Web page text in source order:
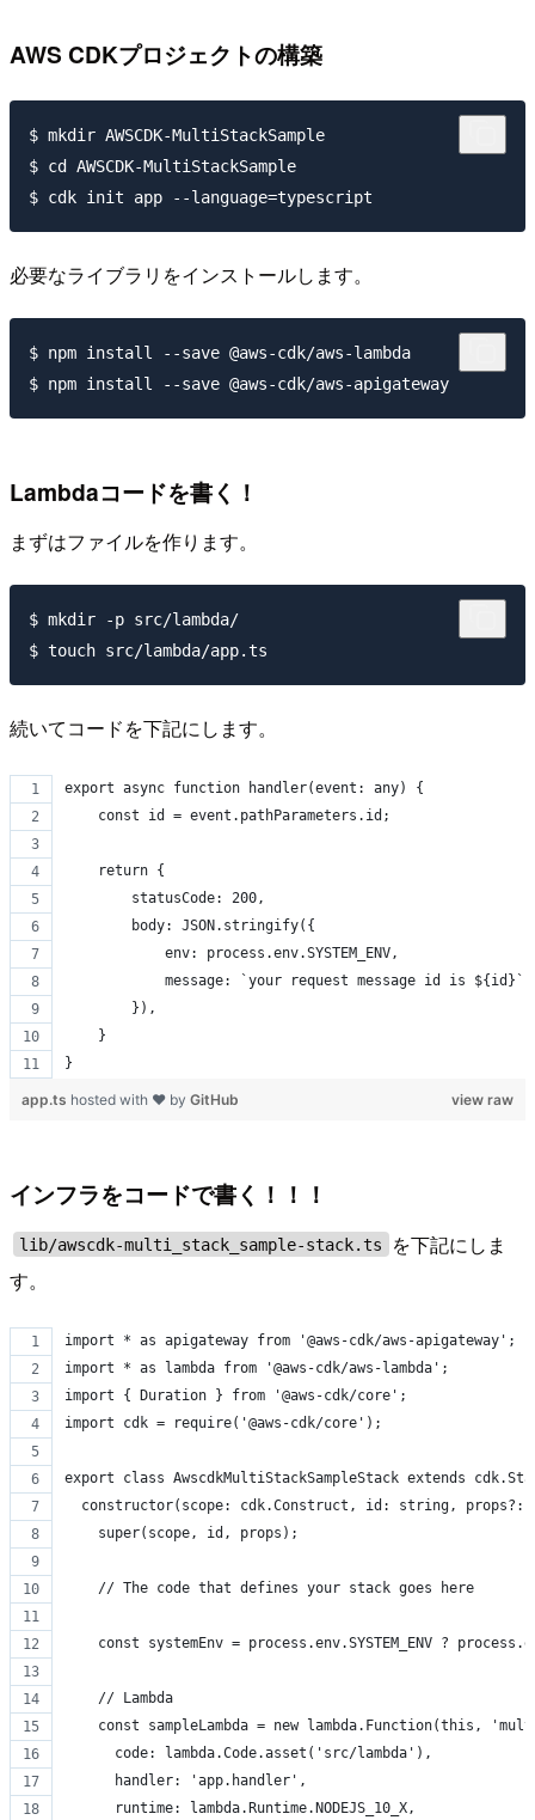
AWS CDKプロジェクトの構築
$ mkdir AWSCDK-MultiStackSample
$ cd AWSCDK-MultiStackSample
必要なライブラリをインストールします。
$ npm install --save @aws-cdk/aws-lambda
Lambdaコードを書く！
まずはファイルを作ります。
$ mkdir -p src/lambda/
続いてコードを下記にします。
export async function handler(event: any) {
    const id = event.pathParameters.id;
    return {
        statusCode: 200,
        body: JSON.stringify({
            env: process.env.SYSTEM_ENV,
            message: `your request message id is ${id}`
        }),
    }
}
view raw
app.ts hosted with ❤ by GitHub
インフラをコードで書く！！！
lib/awscdk-multi_stack_sample-stack.ts
を下記にしま
す。
import * as apigateway from '@aws-cdk/aws-apigateway';
import * as lambda from '@aws-cdk/aws-lambda';
import { Duration } from '@aws-cdk/core';
import cdk = require('@aws-cdk/core');
export class AwscdkMultiStackSampleStack extends
constructor(scope: cdk.Construct, id: string, props?:
    super(scope, id, props);
    // The code that defines your stack goes here
const systemEnv = process.env.SYSTEM_ENV ?
    // Lambda
const sampleLambda = new lambda.Function(this,
      code: lambda.Code.asset('src/lambda'),
      handler: 'app.handler',
      runtime: lambda.Runtime.NODEJS_10_X,